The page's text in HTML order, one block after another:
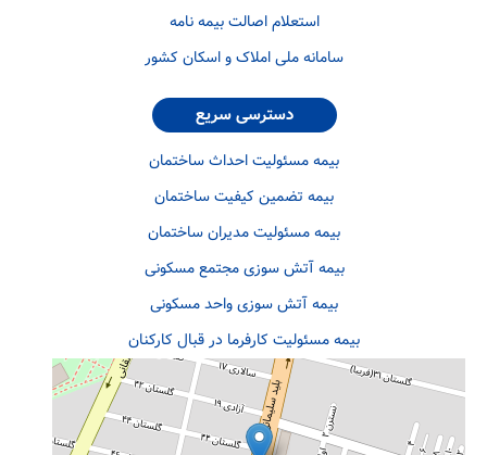
استعلام اصالت بیمه نامه
سامانه ملی املاک و اسکان کشور
دسترسی سریع
بیمه مسئولیت احداث ساختمان
بیمه تضمین کیفیت ساختمان
بیمه مسئولیت مدیران ساختمان
بیمه آتش سوزی مجتمع مسکونی
بیمه آتش سوزی واحد مسکونی
بیمه مسئولیت کارفرما در قبال کارکنان